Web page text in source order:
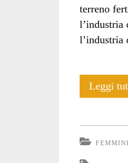
terreno
l’industria
l’industria
Leggi